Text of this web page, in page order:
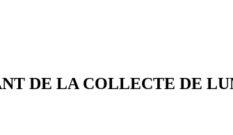
DE LA COLLECTE DE